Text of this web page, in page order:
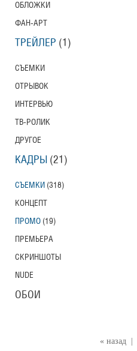
« назад
ОБЛОЖКИ
ФАН-АРТ
ТРЕЙЛЕР (1)
СЪЕМКИ
ОТРЫВОК
ИНТЕРВЬЮ
ТВ-РОЛИК
ДРУГОЕ
КАДРЫ (21)
СЪЕМКИ (318)
КОНЦЕПТ
ПРОМО (19)
ПРЕМЬЕРА
СКРИНШОТЫ
NUDE
ОБОИ